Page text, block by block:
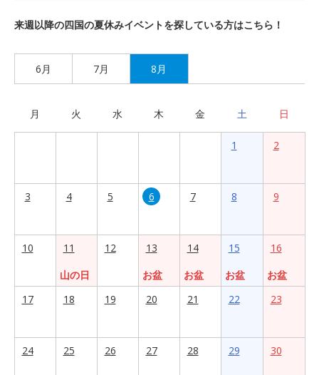
来週以降の四国の夏休みイベントを探している方はこちら！
6月 7月 8月
月 火 水 木 金 土 日
1 2
3 4 5 6 7 8 9
10
11
山の日
12
13
お盆
14
お盆
15
お盆
16
お盆
17
18 19 20 21 22 23
24 25 26 27 28 29 30